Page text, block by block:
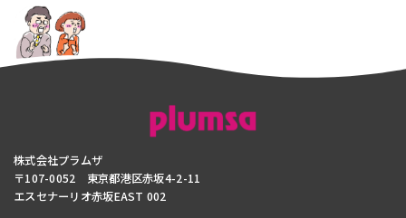
株式会社プラムザ
〒107-0052 東京都港区赤坂4-2-11
エスセナーリオ赤坂EAST 002